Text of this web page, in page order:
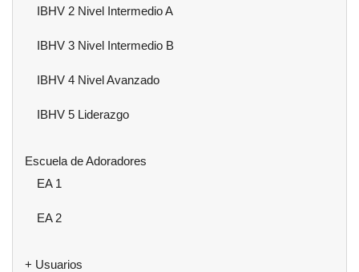
IBHV 2 Nivel Intermedio A
IBHV 3 Nivel Intermedio B
IBHV 4 Nivel Avanzado
IBHV 5 Liderazgo
Escuela de Adoradores
EA 1
EA 2
+ Usuarios